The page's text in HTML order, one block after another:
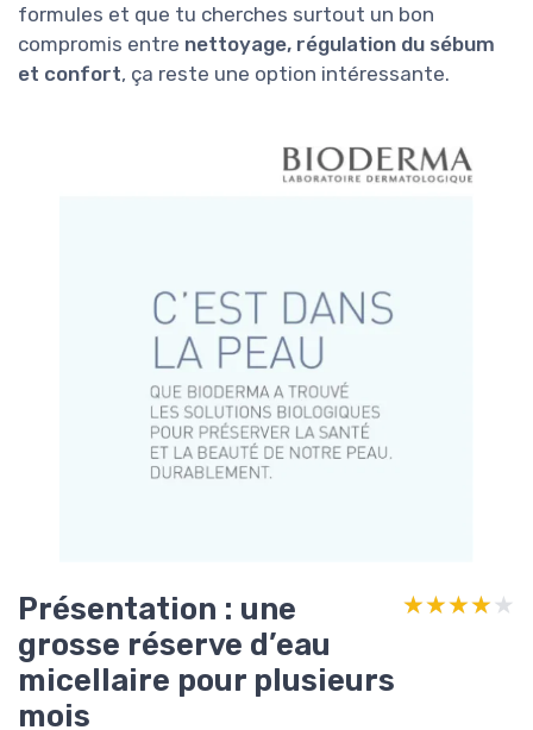
formules et que tu cherches surtout un bon
compromis entre nettoyage, régulation du sébum
et confort, ça reste une option intéressante.
Présentation : une
grosse réserve d’eau
micellaire pour plusieurs
mois
★★★★★
★★★★★